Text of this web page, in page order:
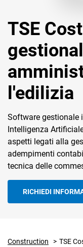
Ecommerce
Email Marketing
Fatturazione
HR
L'AI che lavora per te:
automazione,
assistente e insight
TSE
l'edilizia
Software gestionale
Intelligenza
aspetti legati alla
adempimenti
tecnica delle
RICHIEDI
Construction TSE